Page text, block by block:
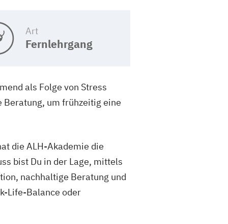
Art
Fernlehrgang
als Folge von Stress
um frühzeitig eine
die ALH-Akademie die
bist Du in der Lage, mittels
nachhaltige Beratung und
Life-Balance oder